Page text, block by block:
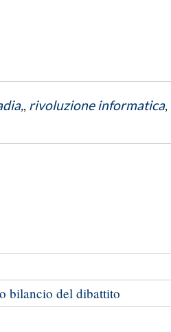
rivoluzione informatica,
bilancio del dibattito